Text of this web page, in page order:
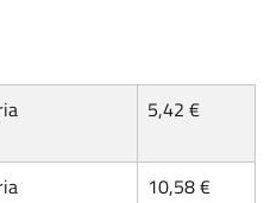
5,42 €
10,58 €